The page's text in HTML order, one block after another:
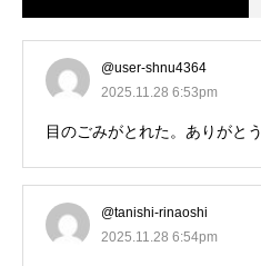
@user-shnu4364
2025.11.28 6:53pm
目のごみがとれた。ありがとう
@tanishi-rinaoshi
2025.11.28 6:54pm